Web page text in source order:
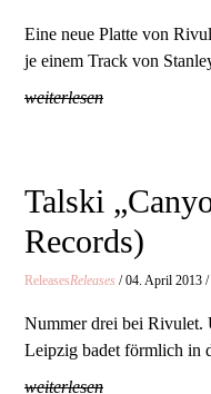
Eine neue Platte von
je einem Track von
weiterlesen
Talski
Records)
ReleasesReleases / 04. April 2013
Nummer drei bei Rivulet.
Leipzig badet förmlich in
weiterlesen